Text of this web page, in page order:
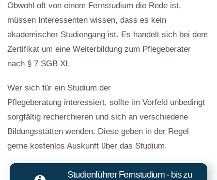
Obwohl oft von einem Fernstudium die Rede ist,
müssen Interessenten wissen, dass es kein
akademischer Studiengang ist. Es handelt sich bei dem
Zertifikat um eine Weiterbildung zum Pflegeberater
nach § 7 SGB XI.
Wer sich für ein Studium der
Pflegeberatung interessiert, sollte im Vorfeld unbedingt
sorgfältig recherchieren und sich an verschiedene
Bildungsstätten wenden. Diese geben in der Regel
gerne kostenlos Auskunft über das Studium.
Studienführer Fernstudium - bis zu